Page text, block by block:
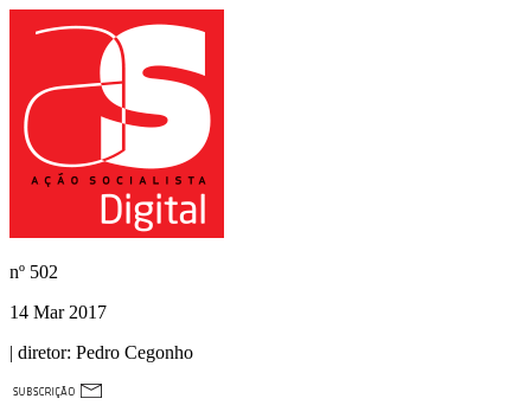
nº 502
14 Mar 2017
| diretor: Pedro Cegonho